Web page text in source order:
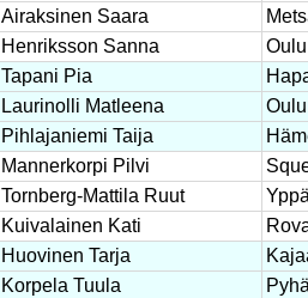
Airaksinen Saara
Henriksson Sanna
Oulu
Tapani Pia
Laurinolli Matleena
Oulu
Pihlajaniemi Taija
Mannerkorpi Pilvi
Tornberg-Mattila Ruut
Kuivalainen Kati
Huovinen Tarja
Korpela Tuula